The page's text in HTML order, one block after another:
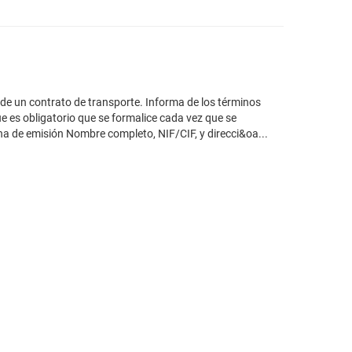
un contrato de transporte. Informa de los términos
es obligatorio que se formalice cada vez que se
de emisión Nombre completo, NIF/CIF, y direcci&oa...